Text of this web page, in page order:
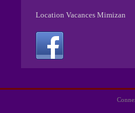
Location Vacances Mimizan